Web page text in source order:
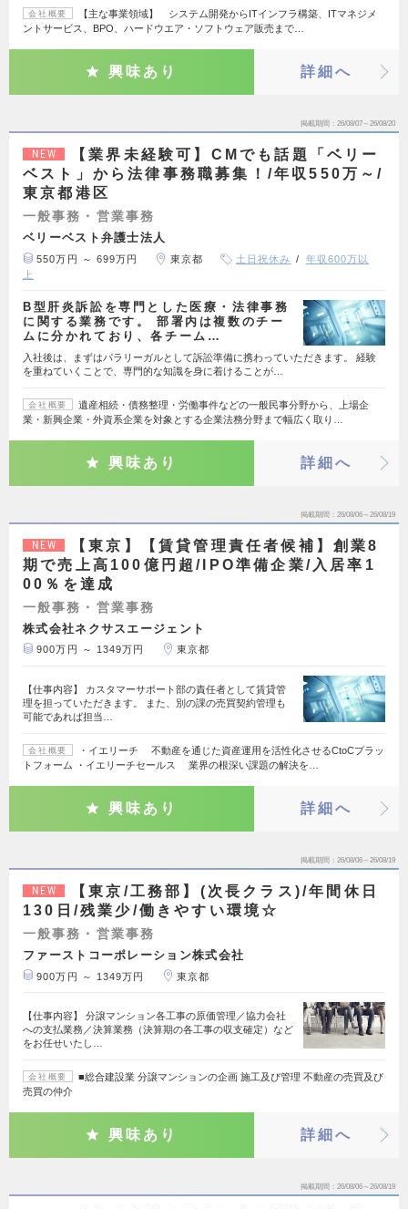
会社概要
【主な事業領域】 システム開発からITインフラ構築、ITマネジメ
ントサービス、BPO、ハードウエア・ソフトウェア販売まで…
興味あり 詳細へ
掲載期間 26/08/07～26/08/20
NEW
【業界未経験可】CMでも話題「ベリー
ベスト」から法律事務職募集！/年収550万～/
東京都港区
一般事務・営業事務
ベリーベスト弁護士法人
550万円 ～ 699万円 東京都 土日祝休み
年収600万以
上
B型肝炎訴訟を専門とした医療・法律事務
に関する業務です。 部署内は複数のチー
ムに分かれており、各チーム…
入社後は、まずはパラリーガルとして訴訟準備に携わっていただきます。 経験
を重ねていくことで、専門的な知識を身に着けることが…
会社概要
遺産相続・債務整理・労働事件などの一般民事分野から、上場企
業・新興企業・外資系企業を対象とする企業法務分野まで幅広く取り…
興味あり 詳細へ
掲載期間 26/08/06～26/08/19
NEW
【東京】【賃貸管理責任者候補】創業8
期で売上高100億円超/IPO準備企業/入居率1
00％を達成
一般事務・営業事務
株式会社ネクサスエージェント
900万円 ～ 1349万円 東京都
【仕事内容】 カスタマーサポート部の責任者として賃貸管
理を担っていただきます。 また、別の課の売買契約管理も
可能であれば担当…
会社概要
・イエリーチ 不動産を通じた資産運用を活性化させるCtoCプラッ
トフォーム ・イエリーチセールス 業界の根深い課題の解決を…
興味あり 詳細へ
掲載期間 26/08/06～26/08/19
NEW
【東京/工務部】(次長クラス)/年間休日
130日/残業少/働きやすい環境☆
一般事務・営業事務
ファーストコーポレーション株式会社
900万円 ～ 1349万円 東京都
【仕事内容】 分譲マンション各工事の原価管理／協力会社
への支払業務／決算業務（決算期の各工事の収支確定）など
をお任せいたし…
会社概要
■総合建設業 分譲マンションの企画 施工及び管理 不動産の売買及び
売買の仲介
興味あり 詳細へ
掲載期間 26/08/06～26/08/19